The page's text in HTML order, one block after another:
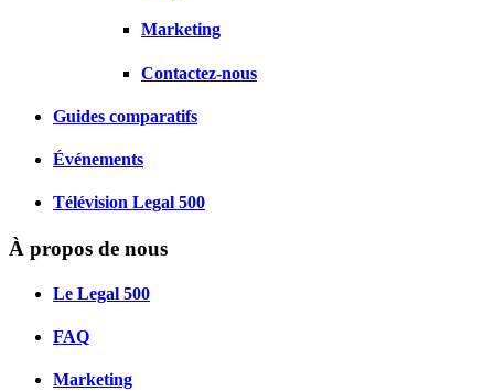
Marketing
Contactez-nous
Guides comparatifs
Événements
Télévision Legal 500
À propos de nous
Le Legal 500
FAQ
Marketing